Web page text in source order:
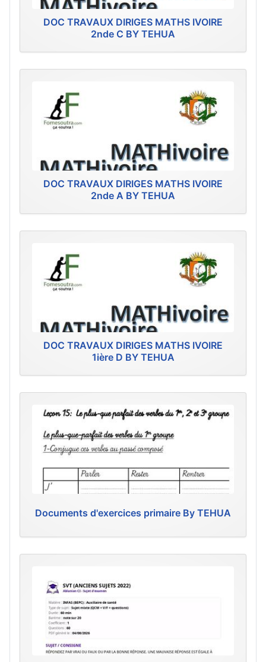
DOC TRAVAUX DIRIGES MATHS IVOIRE
2nde C BY TEHUA
DOC TRAVAUX DIRIGES MATHS IVOIRE
2nde A BY TEHUA
DOC TRAVAUX DIRIGES MATHS IVOIRE
1ière D BY TEHUA
Documents d'exercices primaire By TEHUA